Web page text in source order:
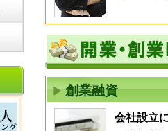
創業融資
会社設立